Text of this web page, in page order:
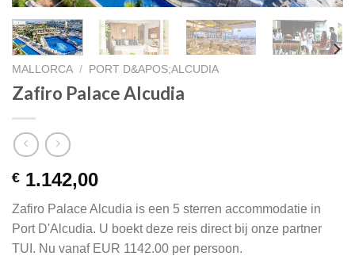
MALLORCA / PORT D&APOS;ALCUDIA
Zafiro Palace Alcudia
€ 1.142,00
Zafiro Palace Alcudia is een 5 sterren accommodatie in
Port D'Alcudia. U boekt deze reis direct bij onze partner
TUI. Nu vanaf EUR 1142.00 per persoon.